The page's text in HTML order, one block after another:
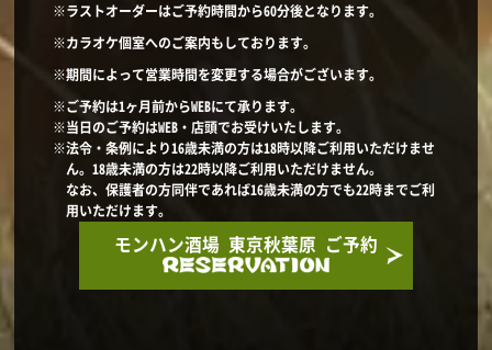
※ラストオーダーはご予約時間から60分後となります。
※カラオケ個室へのご案内もしております。
※期間によって営業時間を変更する場合がございます。
※ご予約は1ヶ月前からWEBにて承ります。
※当日のご予約はWEB・店頭でお受けいたします。
※法令・条例により16歳未満の方は18時以降ご利用いただけませ
ん。18歳未満の方は22時以降ご利用いただけません。
なお、保護者の方同伴であれば16歳未満の方でも22時までご利
用いただけます。
モンハン酒場 東京秋葉原 ご予約